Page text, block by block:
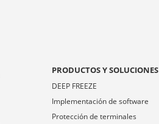
PRODUCTOS Y SOLUCIONES
DEEP FREEZE
Implementación de software
Protección de terminales